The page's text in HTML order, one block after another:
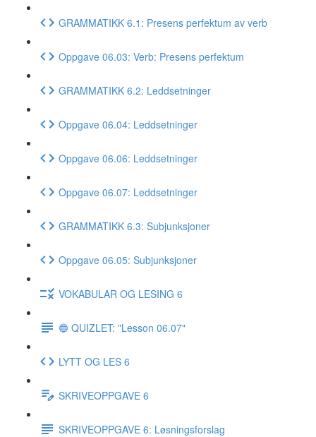
GRAMMATIKK 6.1: Presens perfektum av verb
Oppgave 06.03: Verb: Presens perfektum
GRAMMATIKK 6.2: Leddsetninger
Oppgave 06.04: Leddsetninger
Oppgave 06.06: Leddsetninger
Oppgave 06.07: Leddsetninger
GRAMMATIKK 6.3: Subjunksjoner
Oppgave 06.05: Subjunksjoner
VOKABULAR OG LESING 6
🔵 QUIZLET: "Lesson 06.07"
LYTT OG LES 6
SKRIVEOPPGAVE 6
SKRIVEOPPGAVE 6: Løsningsforslag